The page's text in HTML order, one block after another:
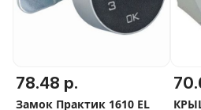
78.48 р.
Замок Практик 1610 EL